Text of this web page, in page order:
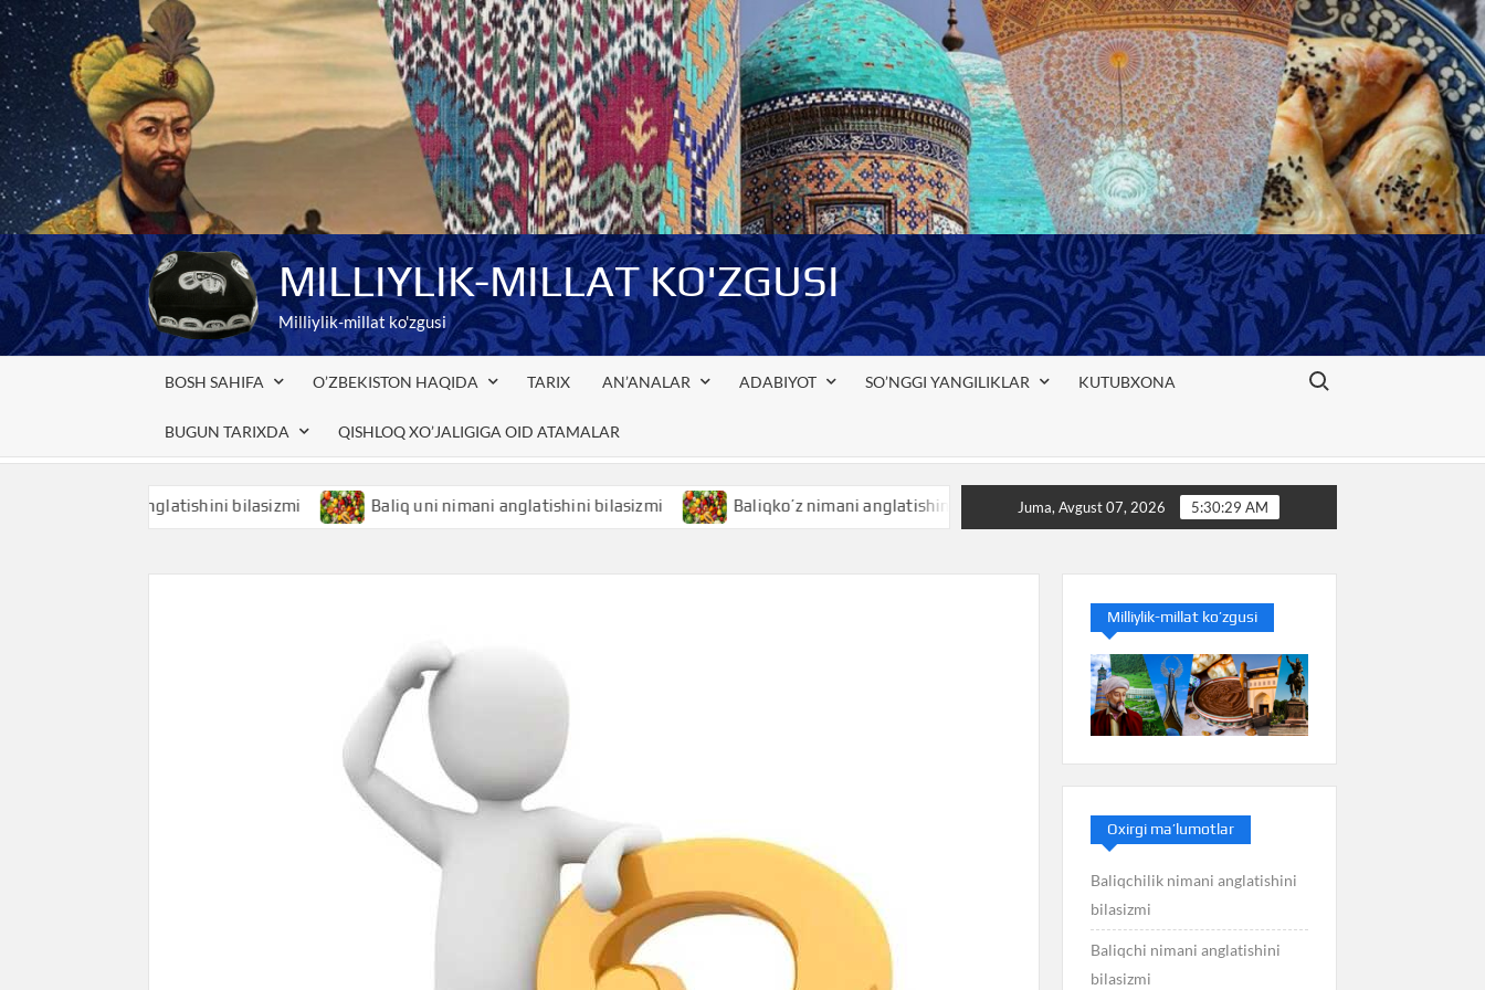
Skip
to
content
MILLIYLIK-MILLAT KO'ZGUSI
Milliylik-millat ko'zgusi
BOSH SAHIFA O’ZBEKISTON HAQIDA TARIX AN’ANALAR ADABIYOT SO’NGGI YANGILIKLAR KUTUBXONA
BUGUN TARIXDA QISHLOQ XO’JALIGIGA OID ATAMALAR
Search for:
nimani anglatishini bilasizmi Baliq uni nimani anglatishini bilasizmi Baliqko’z nimani anglatishini bilasizmi Baliq nimani anglatishini bilasizmi
Juma, Avgust 07, 2026 5:30:30 AM
Milliylik-millat ko’zgusi
Oxirgi ma’lumotlar
Baliqchilik nimani anglatishini
bilasizmi
Baliqchi nimani anglatishini
bilasizmi